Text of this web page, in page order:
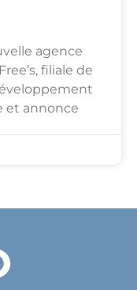
agence
filiale de
et annonce